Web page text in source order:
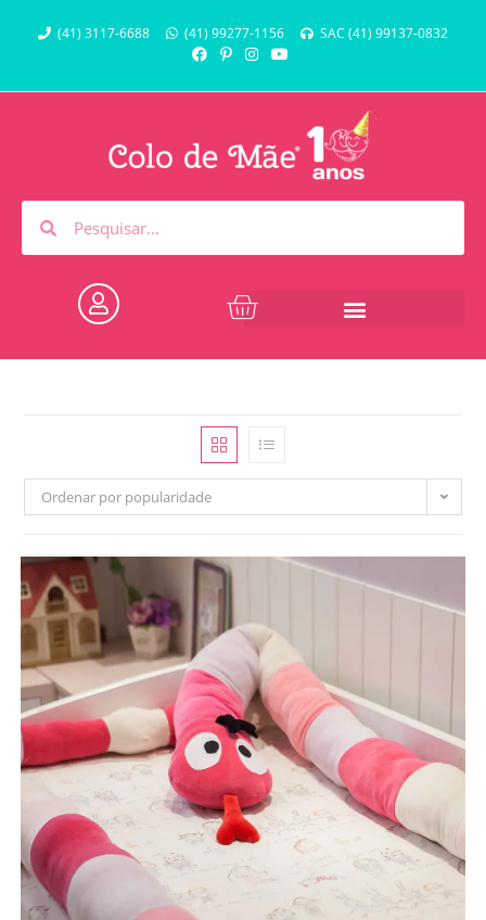
(41) 3117-6688 (41) 99277-1156 SAC (41) 99137-0832
Ordenar por popularidade